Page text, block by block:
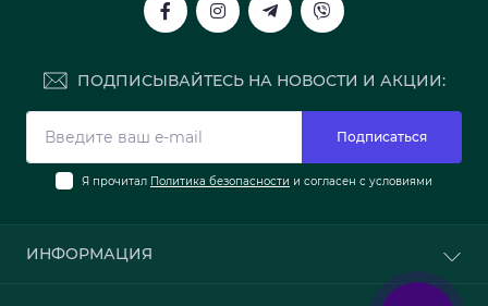
ПОДПИСЫВАЙТЕСЬ НА НОВОСТИ И АКЦИИ:
Подписаться
Я прочитал Политика безопасности и согласен с условиями
ИНФОРМАЦИЯ